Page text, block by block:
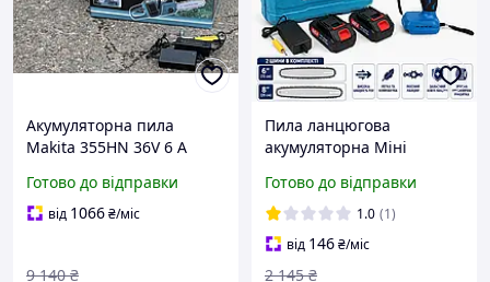
Акумуляторна пила
Makita 355HN 36V 6 A
ланцюгова пила
Компактна пила
Готово до відправки
від 1066₴/міс
9 140 ₴
Пила ланцюгова
акумуляторна Міні
акумуляторна для обрізки
гілок 1/4 дюйми з двома
шинами 15см та 20 см в
кейс
Готово до відправки
1.0 (1)
від 146₴/міс
2 145 ₴